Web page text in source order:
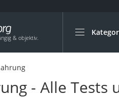
Die
Drogerie
Haarschneider
- Alle Tests